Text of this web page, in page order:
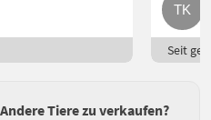
Seit
Tiere zu verkaufen?